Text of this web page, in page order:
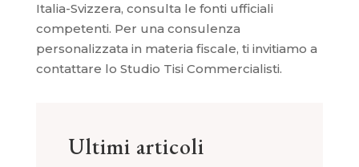
Italia-Svizzera, consulta le fonti ufficiali
competenti. Per una consulenza
personalizzata in materia fiscale, ti invitiamo a
contattare lo Studio Tisi Commercialisti.
Ultimi articoli